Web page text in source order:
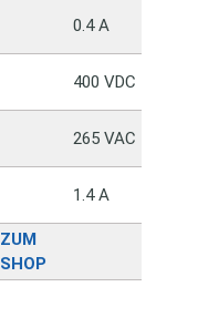
0.4 A
400 VDC
265 VAC
1.4 A
ZUM
SHOP